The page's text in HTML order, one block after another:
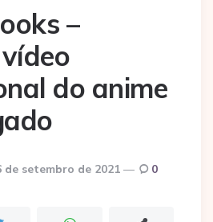
–
do anime
de setembro de 2021 0